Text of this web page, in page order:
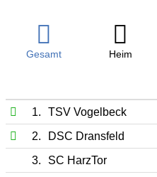
Gesamt Heim
1. TSV Vogelbeck
2.
DSC Dransfeld
3.
SC HarzTor